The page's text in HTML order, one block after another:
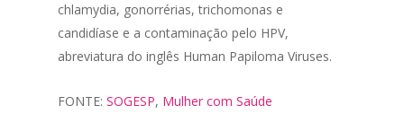
chlamydia, gonorrérias, trichomonas e
candidíase e a contaminação pelo HPV,
abreviatura do inglês Human Papiloma Viruses.
FONTE: SOGESP, Mulher com Saúde